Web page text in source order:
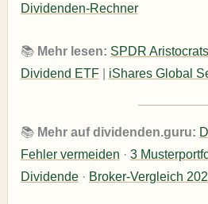
Dividenden-Rechner
📚 Mehr lesen: SPDR
Dividend ETF| iShares Global
📚 Mehr auf dividenden.guru:
Fehler vermeiden · 3
Dividende· Broker-Vergleich